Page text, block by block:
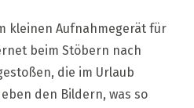
kleinen Aufnahmegerät für
beim Stöbern nach
die im Urlaub
den Bildern, was so